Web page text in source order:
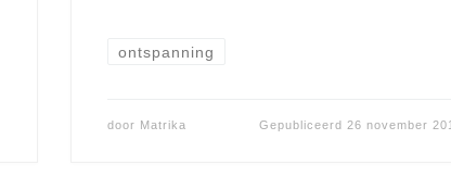
ontspanning
door Matrika Gepubliceerd 26 november